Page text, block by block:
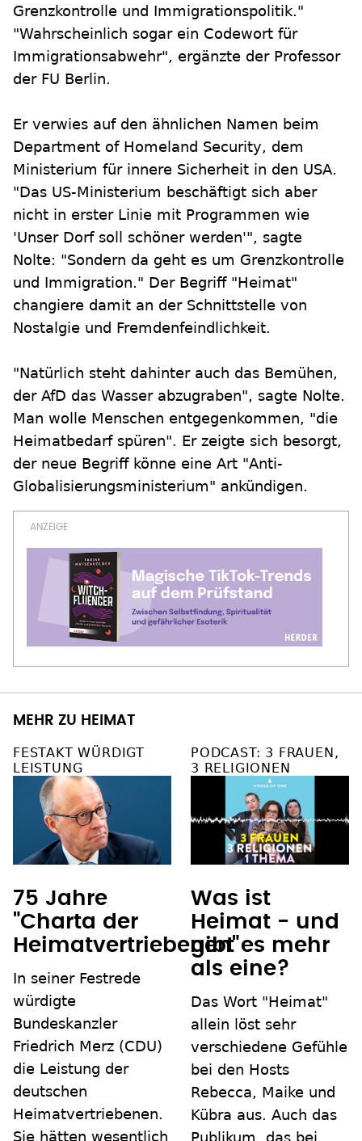
Grenzkontrolle und Immigrationspolitik."
"Wahrscheinlich sogar ein Codewort für
Immigrationsabwehr", ergänzte der Professor
der FU Berlin.
Er verwies auf den ähnlichen Namen beim
Department of Homeland Security, dem
Ministerium für innere Sicherheit in den USA.
"Das US-Ministerium beschäftigt sich aber
nicht in erster Linie mit Programmen wie
'Unser Dorf soll schöner werden'", sagte
Nolte: "Sondern da geht es um Grenzkontrolle
und Immigration." Der Begriff "Heimat"
changiere damit an der Schnittstelle von
Nostalgie und Fremdenfeindlichkeit.
"Natürlich steht dahinter auch das Bemühen,
der AfD das Wasser abzugraben", sagte Nolte.
Man wolle Menschen entgegenkommen, "die
Heimatbedarf spüren". Er zeigte sich besorgt,
der neue Begriff könne eine Art "Anti-
Globalisierungsministerium" ankündigen.
MEHR ZU HEIMAT
FESTAKT WÜRDIGT
LEISTUNG
75 Jahre
"Charta der
Heimatvertriebenen"
In seiner Festrede
würdigte
Bundeskanzler
Friedrich Merz (CDU)
die Leistung der
deutschen
Heimatvertriebenen.
Sie hätten wesentlich
PODCAST: 3 FRAUEN,
3 RELIGIONEN
Was ist
Heimat - und
gibt es mehr
als eine?
Das Wort "Heimat"
allein löst sehr
verschiedene Gefühle
bei den Hosts
Rebecca, Maike und
Kübra aus. Auch das
Publikum, das bei